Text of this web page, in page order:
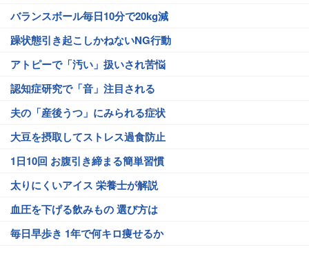
バランスボール毎日10分で20kg減
躁状態引き起こしかねないNG行動
アトピーで「汚い」扱いされ苦悩
認知症研究で「音」注目される
夫の「産後うつ」にみられる症状
大豆を摂取してストレス過食防止
1日10回 お腹引き締まる簡単習慣
太りにくいアイス 栄養士が解説
血圧を下げる飲みもの 選び方は
毎日早歩き 1年で何キロ痩せるか